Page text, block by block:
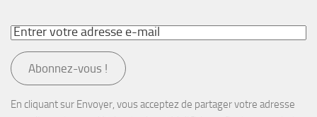
Abonnez-vous !
En cliquant sur Envoyer, vous acceptez de partager votre adresse